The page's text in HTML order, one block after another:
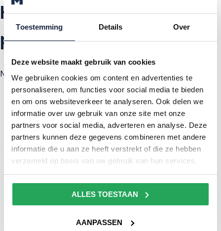
Toestemming Details Over
Deze website maakt gebruik van cookies
We gebruiken cookies om content en advertenties te
personaliseren, om functies voor social media te bieden
en om ons websiteverkeer te analyseren. Ook delen we
informatie over uw gebruik van onze site met onze
partners voor social media, adverteren en analyse. Deze
partners kunnen deze gegevens combineren met andere
informatie die u aan ze heeft verstrekt of die ze hebben
verzameld op basis van uw gebruik van hun services.
ALLES TOESTAAN
AANPASSEN
Heeft u ook een
project?
Neem contact op!